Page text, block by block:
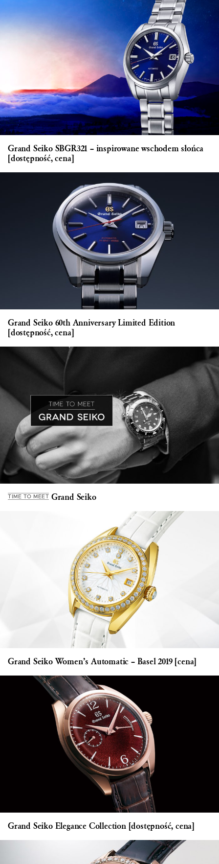
Grand Seiko SBGR321 – inspirowane wschodem słońca
[dostępność, cena]
Grand Seiko 60th Anniversary Limited Edition
[dostępność, cena]
TIME TO MEET Grand Seiko
Grand Seiko Women’s Automatic – Basel 2019 [cena]
Grand Seiko Elegance Collection [dostępność, cena]